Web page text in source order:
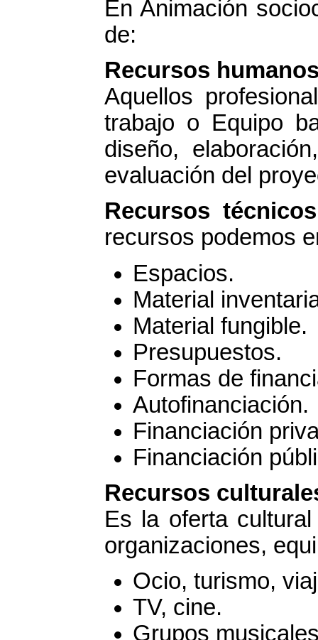
En Animación
de:
Recursos
Aquellos
trabajo o Equipo
diseño,
evaluación del
Recursos
recursos podemos
Espacios.
Material
Material fungible.
Presupuestos.
Formas de
Autofinanciación.
Financiación
Financiación
Recursos
Es la oferta
organizaciones,
Ocio, turismo,
TV, cine.
Grupos